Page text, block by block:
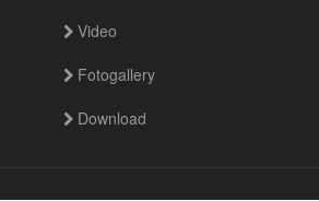
Video
Fotogallery
Download